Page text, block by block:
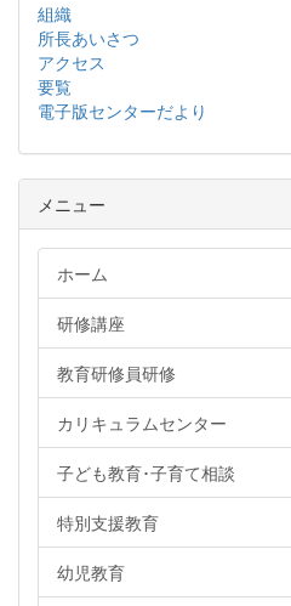
組織
所長あいさつ
アクセス
要覧
電子版センターだより
メニュー
ホーム
研修講座
教育研修員研修
カリキュラムセンター
子ども教育･子育て相談
特別支援教育
幼児教育